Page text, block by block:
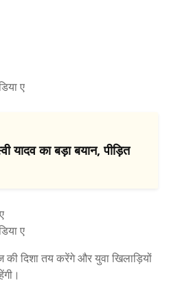
ए
यादव का बड़ा बयान, पीड़ित
ए
की दिशा तय करेंगे और युवा खिलाड़ियों